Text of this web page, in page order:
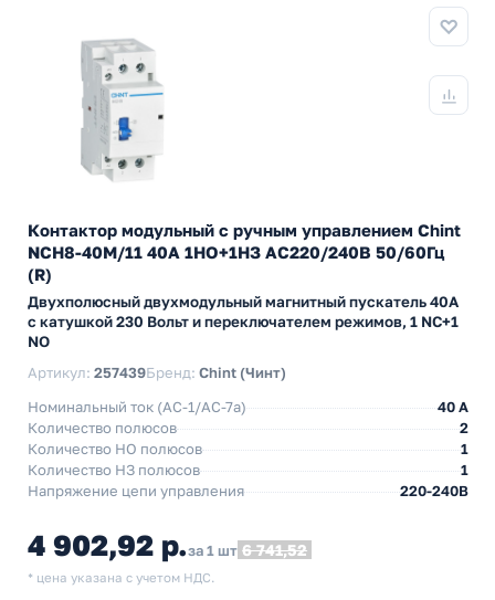
Контактор модульный с ручным управлением Chint
NCH8-40M/11 40А 1НО+1НЗ АС220/240В 50/60Гц
(R)
Двухполюсный двухмодульный магнитный пускатель 40А
с катушкой 230 Вольт и переключателем режимов, 1 NC+1
NO
Артикул: 257439Бренд: Chint (Чинт)
Номинальный ток (АС-1/AC-7a)
40 A
Количество полюсов
2
Количество НO полюсов
1
Количество НЗ полюсов
1
Напряжение цепи управления
220-240В
4 902,92 р.за 1 шт 6 741,52
* цена указана с учетом НДС.